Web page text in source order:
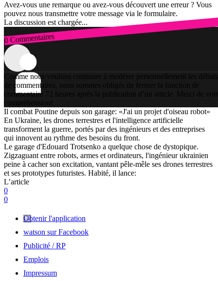
Avez-vous une remarque ou avez-vous découvert une erreur ? Vous
pouvez nous transmettre votre message via le formulaire.
La discussion est chargée...
0 Commentaires
Connexion
Comme nous voulons continuer à modérer personnellement les débats
de commentaires, nous sommes obligés de fermer la fonction de
commentaire 72 heures après la publication d’un article. Merci de
compréhension!
Il combat Poutine depuis son garage: «J'ai un projet d'oiseau robot»
En Ukraine, les drones terrestres et l'intelligence artificielle
transforment la guerre, portés par des ingénieurs et des entreprises
qui innovent au rythme des besoins du front.
Le garage d'Edouard Trotsenko a quelque chose de dystopique.
Zigzaguant entre robots, armes et ordinateurs, l'ingénieur ukrainien
peine à cacher son excitation, vantant pêle-mêle ses drones terrestres
et ses prototypes futuristes. Habité, il lance:
L’article
0
0
Obtenir l'application
watson sur Facebook
Publicité / RP
Emplois
Impressum